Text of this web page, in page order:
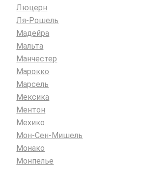
Люцерн
Ля-Рошель
Мадейра
Мальта
Манчестер
Марокко
Марсель
Мексика
Ментон
Мехико
Мон-Сен-Мишель
Монако
Монпелье